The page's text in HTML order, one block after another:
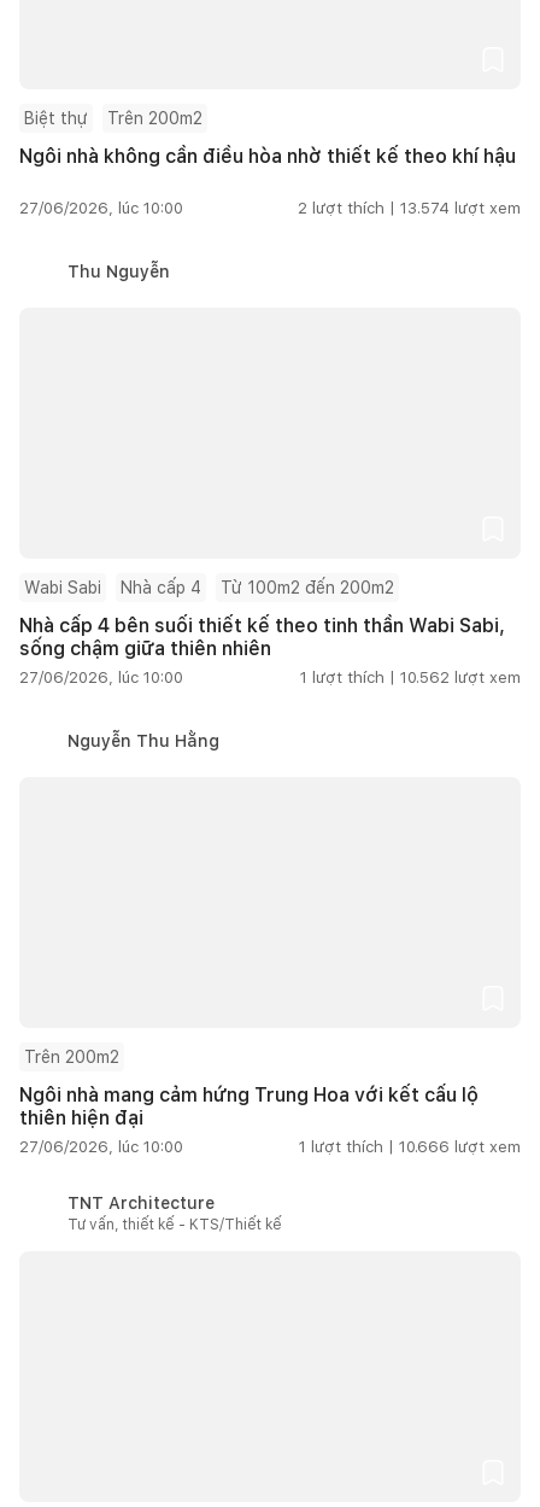
Biệt thự Trên 200m2
Ngôi nhà không cần điều hòa nhờ thiết kế theo khí hậu
27/06/2026, lúc 10:00 2 lượt thích | 13.574 lượt xem
Thu Nguyễn
Wabi Sabi Nhà cấp 4 Từ 100m2 đến 200m2
Nhà cấp 4 bên suối thiết kế theo tinh thần Wabi Sabi,
sống chậm giữa thiên nhiên
27/06/2026, lúc 10:00 1 lượt thích | 10.562 lượt xem
Nguyễn Thu Hằng
Trên 200m2
Ngôi nhà mang cảm hứng Trung Hoa với kết cấu lộ
thiên hiện đại
27/06/2026, lúc 10:00 1 lượt thích | 10.666 lượt xem
TNT Architecture
Tư vấn, thiết kế - KTS/Thiết kế